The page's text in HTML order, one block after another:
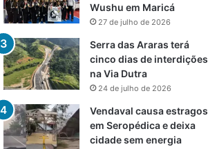
Wushu em Maricá
27 de julho de 2026
Serra das Araras terá
cinco dias de interdições
na Via Dutra
24 de julho de 2026
Vendaval causa estragos
em Seropédica e deixa
cidade sem energia